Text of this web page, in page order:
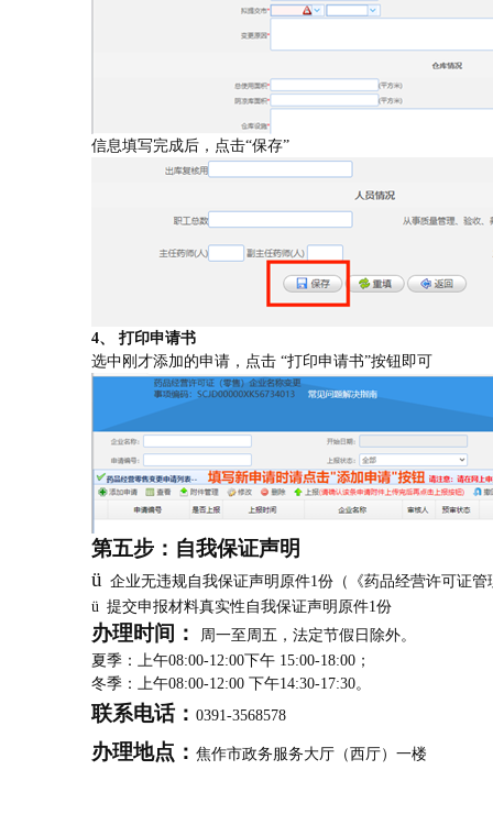
信息填写完成后，点击“保存”
4、 打印申请书
选中刚才添加的申请，点击 “打印申请书”按钮即可
第五步：自我保证声明
ü 企业无违规自我保证声明原件1份（《药品经营许可证管
ü 提交申报材料真实性自我保证声明原件1份
办理时间：
周一至周五，法定节假日除外。
夏季：上午08:00-12:00下午15:00-18:00；
冬季：上午08:00-12:00 下午14:30-17:30。
联系电话： 0391-3568578
办理地点： 焦作市政务服务大厅（西厅）一楼